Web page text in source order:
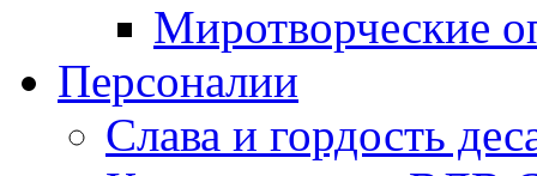
Миротворческие
Персоналии
Слава и гордость